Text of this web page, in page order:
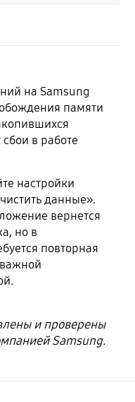
на Samsung
памяти
в работе
настройки
данные».
вернется
но в
повторная
и проверены
Samsung.